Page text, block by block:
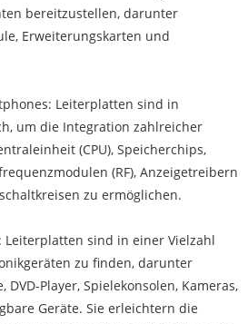
bereitzustellen, darunter
Erweiterungskarten und
Leiterplatten sind in
um die Integration zahlreicher
(CPU), Speicherchips,
(RF), Anzeigetreibern
zu ermöglichen.
sind in einer Vielzahl
zu finden, darunter
DVD-Player, Spielekonsolen, Kameras,
Geräte. Sie erleichtern die